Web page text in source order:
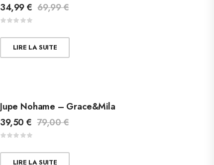
34,99€ 69,99€
LIRE LA SUITE
Jupe Nohame – Grace&Mila
39,50 € 79,00€
LIRE LA SUITE